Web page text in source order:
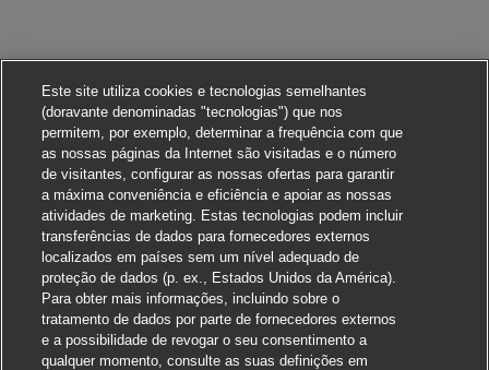
Este site utiliza cookies e tecnologias semelhantes
(doravante denominadas "tecnologias") que nos
permitem, por exemplo, determinar a frequência com que
as nossas páginas da Internet são visitadas e o número
de visitantes, configurar as nossas ofertas para garantir
a máxima conveniência e eficiência e apoiar as nossas
atividades de marketing. Estas tecnologias podem incluir
transferências de dados para fornecedores externos
localizados em países sem um nível adequado de
proteção de dados (p. ex., Estados Unidos da América).
Para obter mais informações, incluindo sobre o
tratamento de dados por parte de fornecedores externos
e a possibilidade de revogar o seu consentimento a
qualquer momento, consulte as suas definições em